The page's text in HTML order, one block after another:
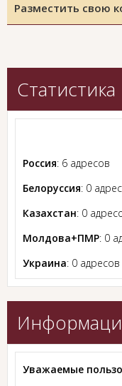
Разместить свою
Статистика
Россия: 6 адресов
Белоруссия: 0
Казахстан: 0
Молдова+ПМР: 0
Украина: 0 адресов
Уважаемые